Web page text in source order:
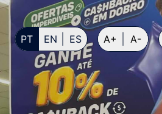
PT EN ES A+ A-